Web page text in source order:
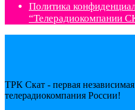
Политика
“Телерадиокомпании
ТРК Скат - первая независимая
телерадиокомпания Роcсии!